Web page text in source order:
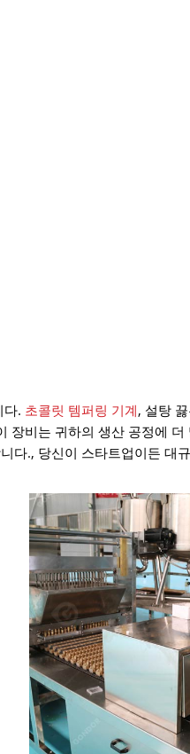
다. 초콜릿 템퍼링 기계, 설탕
비는 귀하의 생산 공정에
다., 당신이 스타트업이든 대